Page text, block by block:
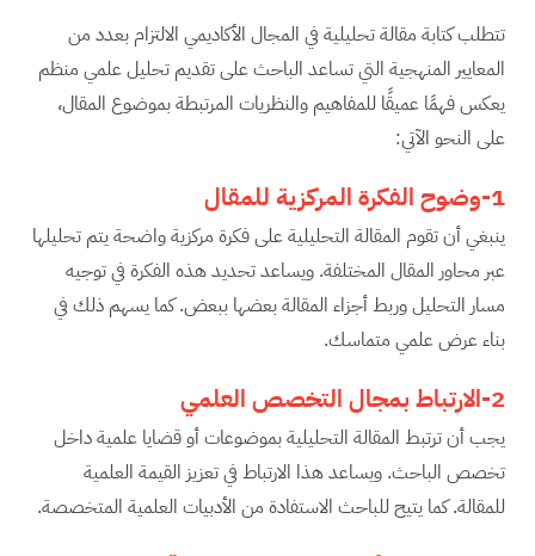
تتطلب كتابة مقالة تحليلية في المجال الأكاديمي الالتزام بعدد من
المعايير المنهجية التي تساعد الباحث على تقديم تحليل علمي منظم
يعكس فهمًا عميقًا للمفاهيم والنظريات المرتبطة بموضوع المقال،
على النحو الآتي:
1-وضوح الفكرة المركزية للمقال
ينبغي أن تقوم المقالة التحليلية على فكرة مركزية واضحة يتم تحليلها
عبر محاور المقال المختلفة. ويساعد تحديد هذه الفكرة في توجيه
مسار التحليل وربط أجزاء المقالة بعضها ببعض. كما يسهم ذلك في
بناء عرض علمي متماسك.
2-الارتباط بمجال التخصص العلمي
يجب أن ترتبط المقالة التحليلية بموضوعات أو قضايا علمية داخل
تخصص الباحث. ويساعد هذا الارتباط في تعزيز القيمة العلمية
للمقالة. كما يتيح للباحث الاستفادة من الأدبيات العلمية المتخصصة.